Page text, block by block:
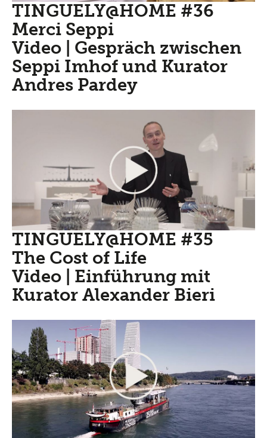
TINGUELY@HOME #36
Merci Seppi
Video | Gespräch zwischen
Seppi Imhof und Kurator
Andres Pardey
TINGUELY@HOME #35
The Cost of Life
Video | Einführung mit
Kurator Alexander Bieri